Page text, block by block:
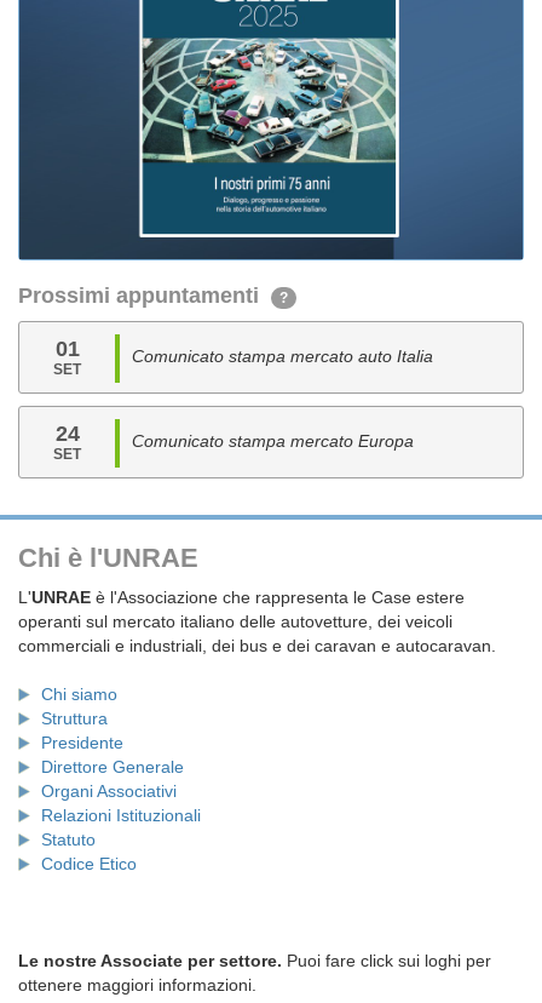
Prossimi appuntamenti ?
01
SET
Comunicato stampa mercato auto Italia
24
SET
Comunicato stampa mercato Europa
Chi è l'UNRAE
L'UNRAE è l'Associazione che rappresenta le Case estere
operanti sul mercato italiano delle autovetture, dei veicoli
commerciali e industriali, dei bus e dei caravan e autocaravan.
Chi siamo
Struttura
Presidente
Direttore Generale
Organi Associativi
Relazioni Istituzionali
Statuto
Codice Etico
Le nostre Associate per settore. Puoi fare click sui loghi per
ottenere maggiori informazioni.